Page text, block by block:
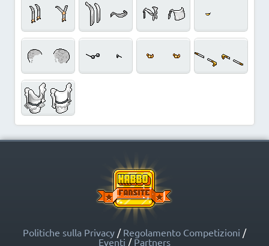
Politiche sulla Privacy / Regolamento Competizioni /
Eventi / Partners